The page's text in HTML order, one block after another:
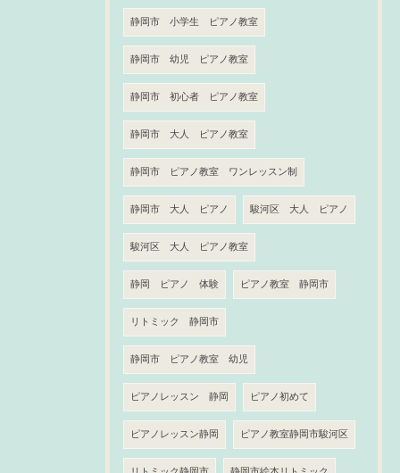
静岡市 小学生 ピアノ教室
静岡市 幼児 ピアノ教室
静岡市 初心者 ピアノ教室
静岡市 大人 ピアノ教室
静岡市 ピアノ教室 ワンレッスン制
静岡市 大人 ピアノ 駿河区 大人 ピアノ
駿河区 大人 ピアノ教室
静岡 ピアノ 体験 ピアノ教室 静岡市
リトミック 静岡市
静岡市 ピアノ教室 幼児
ピアノレッスン 静岡 ピアノ初めて
ピアノレッスン静岡 ピアノ教室静岡市駿河区